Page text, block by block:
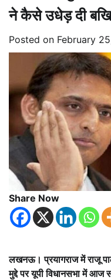
ने कैसे उधेड़ दी
Posted on February
Share Now
लखनऊ। प्रयागराज में राजू
मुद्दे पर यूपी विधानसभा में आज